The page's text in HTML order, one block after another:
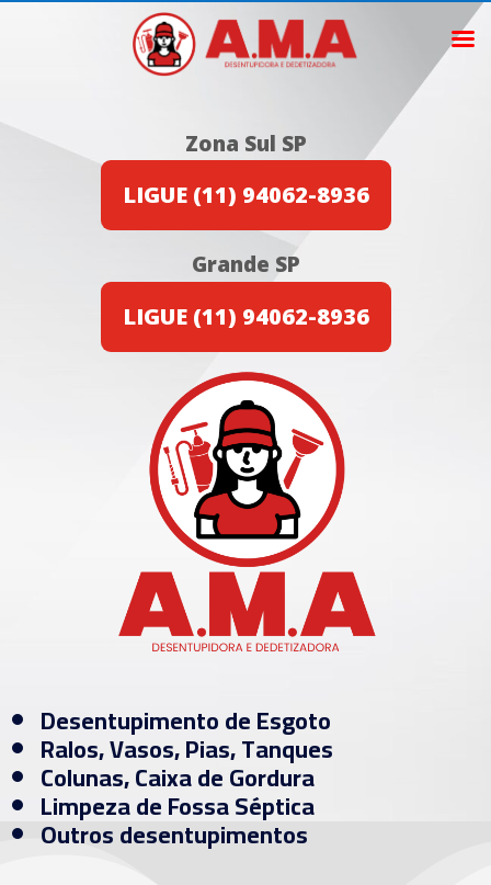
Zona Sul SP
LIGUE (11) 94062-8936
Grande SP
LIGUE (11) 94062-8936
Desentupimento de Esgoto
Ralos, Vasos, Pias, Tanques
Colunas, Caixa de Gordura
Limpeza de Fossa Séptica
Outros desentupimentos